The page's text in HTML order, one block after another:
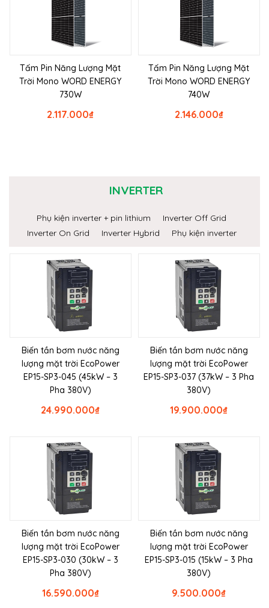
Tấm Pin Năng Lượng Mặt
Trời Mono WORD ENERGY
730W
₫
2.117.000
Tấm Pin Năng Lượng Mặt
Trời Mono WORD ENERGY
740W
₫
2.146.000
INVERTER
Phụ kiện inverter + pin lithium
Inverter Off Grid
Inverter On Grid
Inverter Hybrid Phụ kiện inverter
Biến tần bơm nước năng
lượng mặt trời EcoPower
EP15-SP3-045 (45kW – 3
Pha 380V)
₫
24.990.000
Biến tần bơm nước năng
lượng mặt trời EcoPower
EP15-SP3-037 (37kW – 3 Pha
380V)
₫
19.900.000
Biến tần bơm nước năng
lượng mặt trời EcoPower
EP15-SP3-030 (30kW – 3
Pha 380V)
₫
16.590.000
Biến tần bơm nước năng
lượng mặt trời EcoPower
EP15-SP3-015 (15kW – 3 Pha
380V)
₫
9.500.000